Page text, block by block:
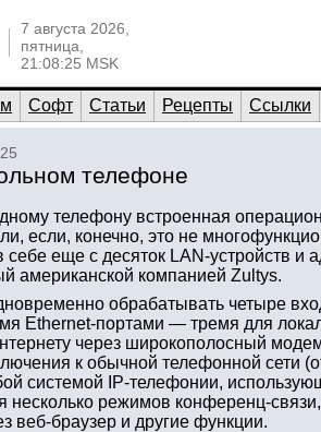
7 августа 2026,
пятница,
21:08:25 MSK
Софт Статьи Рецепты Ссылки
телефоне
телефону встроенная
если, конечно, это не
еще с десяток LAN-устройств и
американской компанией Zultys.
обрабатывать четыре
Ethernet-портами — тремя для
через широкополосный
к обычной телефонной сети
системой IP-телефонии,
несколько режимов конференц-
веб-браузер и другие функции.